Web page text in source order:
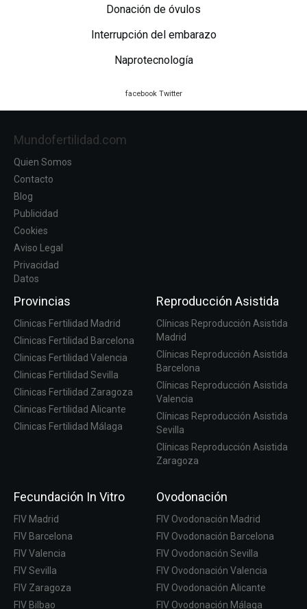
Donación de óvulos
Interrupción del embarazo
Naprotecnología
facebook Twitter
Mundofertilidad.com
Quien Somos
Contacto
Blog
Publicidad
Cookies
Aviso Legal
Privacidad
Datos
Provincias
Clinicas Fertilidad Madrid
Clinicas Fertilidad Barcelona
Clinicas Fertilidad Valencia
Clinicas Fertilidad Sevilla
Clinicas Fertilidad Zaragoza
Clinicas Fertilidad Alicante
Clinicas Fertilidad Málaga
Reproducción Asistida
Clínicas Reproducción Asistida
Madrid
Clínicas Reproducción Asistida
Barcelona
Clínicas Reproducción Asistida
Valencia
Clínicas Reproducción Asistida
Sevilla
Clínicas Reproducción Asistida
Zaragoza
Fecundación In Vitro
FIV Madrid
FIV Barcelona
FIV Valencia
FIV Sevilla
FIV Zaragoza
FIV Bilbao
Ovodonación
FIV Ovodonación Madrid
FIV Ovodonación Barcelona
FIV Ovodonación Sevilla
FIV Ovodonación Valencia
FIV Ovodonación Alicante
FIV Ovodonación Málaga